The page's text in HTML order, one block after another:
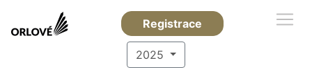
Registrace
2025